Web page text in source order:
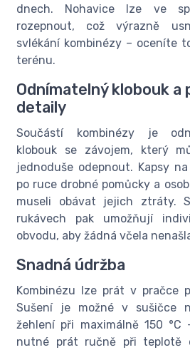
dnech. Nohavice lze ve
rozepnout, což výrazně
svlékání kombinézy – oceníte
terénu.
Odnímatelný klobouk a
detaily
Součástí kombinézy je
klobouk se závojem, který
jednoduše odepnout. Kapsy
po ruce drobné pomůcky a
museli obávat jejich ztráty.
rukávech pak umožňují
obvodu, aby žádná včela
Snadná údržba
Kombinézu lze prát v pračce
Sušení je možné v sušičce
žehlení při maximálně 150 °C
nutné prát ručně při teplotě